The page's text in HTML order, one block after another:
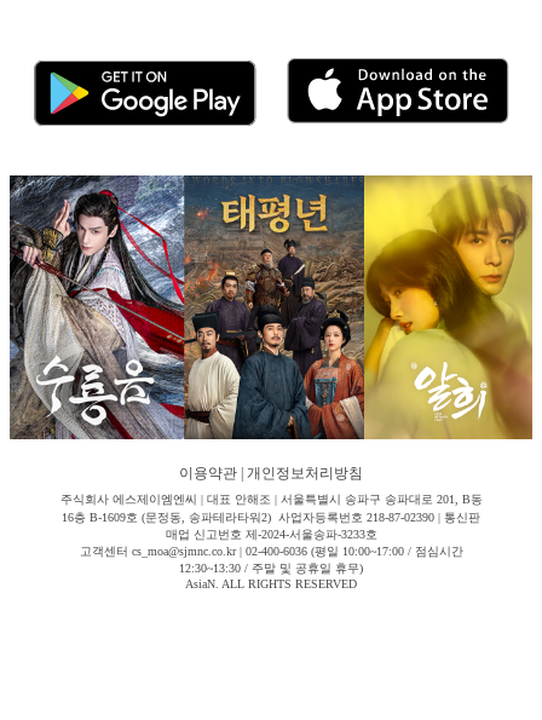
이용약관 개인정보처리방침
주식회사 에스제이엠엔씨 | 대표 안해조 | 서울특별시 송파구 송파대로 201, B동
16층 B-1609호 (문정동, 송파테라타워2) 사업자등록번호 218-87-02390 | 통신판
매업 신고번호 제-2024-서울송파-3233호
고객센터 cs_moa@sjmnc.co.kr | 02-400-6036 (평일 10:00~17:00 / 점심시간
12:30~13:30 / 주말 및 공휴일 휴무)
AsiaN. ALL RIGHTS RESERVED